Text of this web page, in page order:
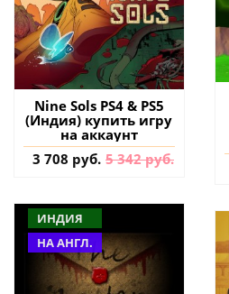
Nine Sols PS4 & PS5
(Индия) купить игру
на аккаунт
3 708 руб. 5 342 руб.
ИНДИЯ
НА АНГЛ.